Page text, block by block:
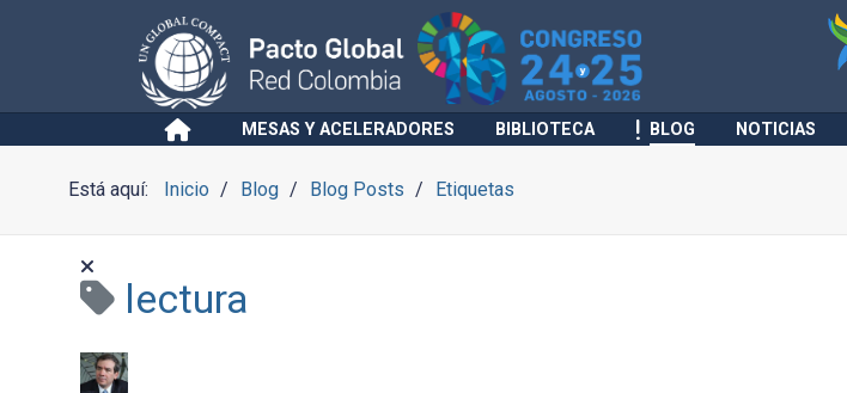
MESAS Y ACELERADORES BIBLIOTECA BLOG NOTICIAS
Está aquí: Inicio Blog Blog Posts Etiquetas
lectura